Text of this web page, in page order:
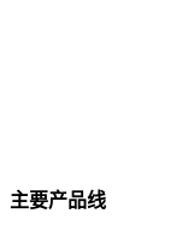
主要产品线